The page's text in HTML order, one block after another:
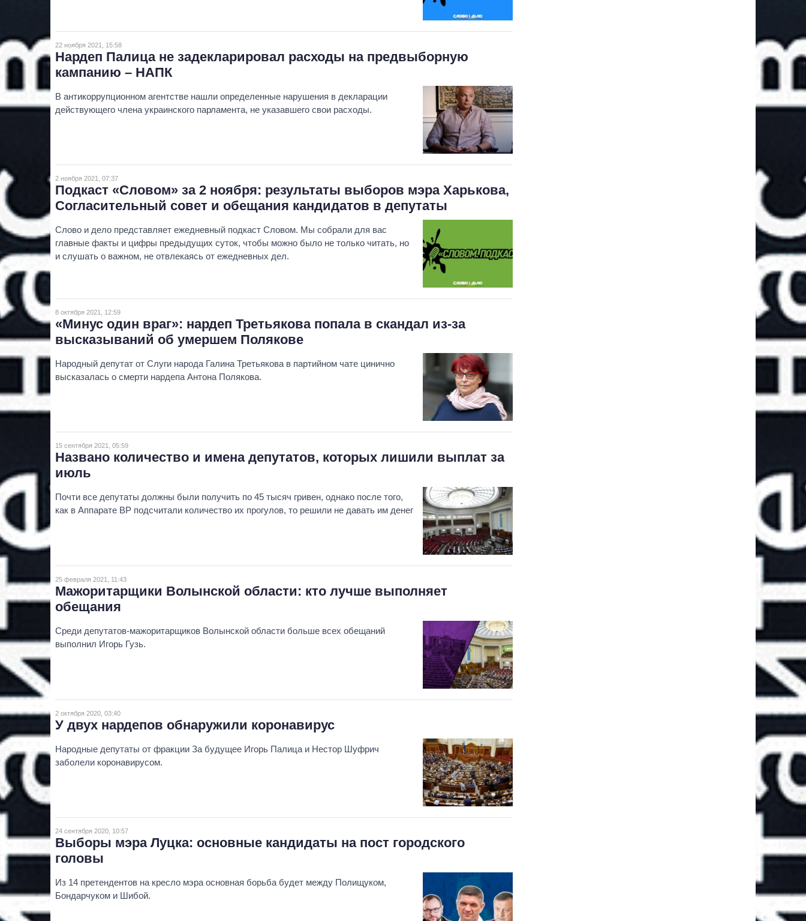
22 ноября 2021, 15:58
Нардеп Палица не задекларировал расходы на предвыборную
кампанию – НАПК
В антикоррупционном агентстве нашли определенные нарушения в декларации
действующего члена украинского парламента, не указавшего свои расходы.
2 ноября 2021, 07:37
Подкаст «Словом» за 2 ноября: результаты выборов мэра Харькова,
Согласительный совет и обещания кандидатов в депутаты
Слово и дело представляет ежедневный подкаст Словом. Мы собрали для вас
главные факты и цифры предыдущих суток, чтобы можно было не только читать, но
и слушать о важном, не отвлекаясь от ежедневных дел.
8 октября 2021, 12:59
«Минус один враг»: нардеп Третьякова попала в скандал из-за
высказываний об умершем Полякове
Народный депутат от Слуги народа Галина Третьякова в партийном чате цинично
высказалась о смерти нардепа Антона Полякова.
15 сентября 2021, 05:59
Названо количество и имена депутатов, которых лишили выплат за
июль
Почти все депутаты должны были получить по 45 тысяч гривен, однако после того,
как в Аппарате ВР подсчитали количество их прогулов, то решили не давать им денег
25 февраля 2021, 11:43
Мажоритарщики Волынской области: кто лучше выполняет
обещания
Среди депутатов-мажоритарщиков Волынской области больше всех обещаний
выполнил Игорь Гузь.
2 октября 2020, 03:40
У двух нардепов обнаружили коронавирус
Народные депутаты от фракции За будущее Игорь Палица и Нестор Шуфрич
заболели коронавирусом.
24 сентября 2020, 10:57
Выборы мэра Луцка: основные кандидаты на пост городского
головы
Из 14 претендентов на кресло мэра основная борьба будет между Полищуком,
Бондарчуком и Шибой.